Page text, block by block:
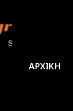
ΑΡΧΙΚΗ